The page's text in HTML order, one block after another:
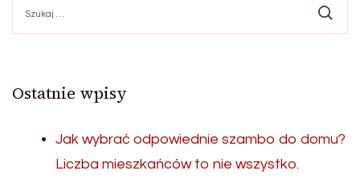
Ostatnie wpisy
Jak wybrać odpowiednie szambo do domu?
Liczba mieszkańców to nie wszystko.